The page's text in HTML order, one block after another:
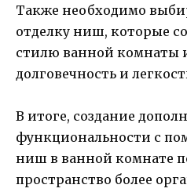
Также необходимо
отделку ниш, которые
стилю ванной комнаты
долговечность и
В итоге, создание
функциональности с
ниш в ванной комнате
пространство более